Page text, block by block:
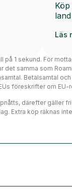
Läs
1 sekund. För
samma som
Betalsamtal
föreskrifter om
därefter gäller
Extra köp räknas